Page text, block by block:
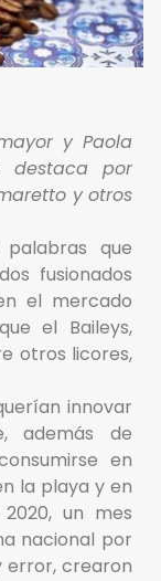
y Paola
destaca por
y otros
que
fusionados
el mercado
el Baileys,
otros licores,
innovar
además de
en
la playa y en
un mes
nacional por
error, crearon